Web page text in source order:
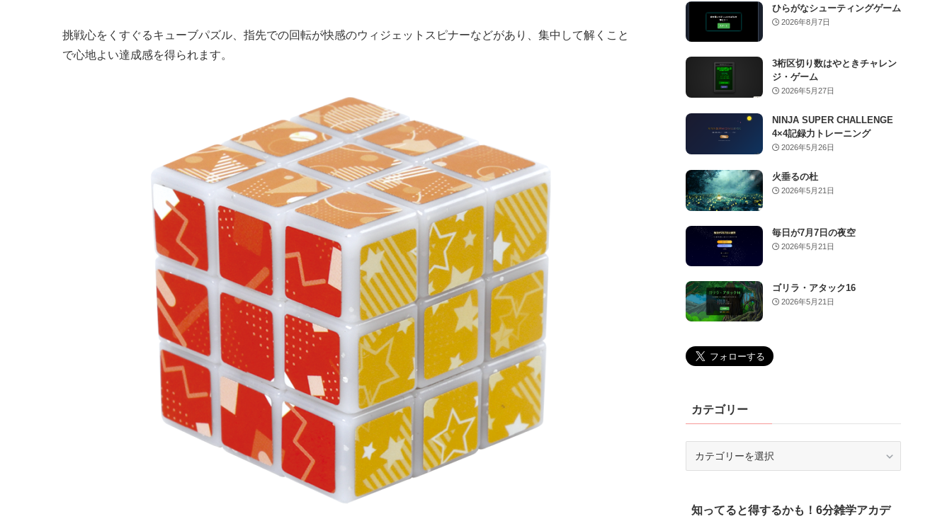
挑戦心をくすぐるキューブパズル、指先での回転が快感のウィジェットスピナーなどがあり、集中して解くこと
で心地よい達成感を得られます。
ひらがなシューティングゲーム
2026年8月7日
3桁区切り数はやときチャレン
ジ・ゲーム
2026年5月27日
NINJA SUPER CHALLENGE
4×4記録力トレーニング
2026年5月26日
火垂るの杜
2026年5月21日
毎日が7月7日の夜空
2026年5月21日
ゴリラ・アタック16
2026年5月21日
カテゴリー
ー知ってると得するかも！6分雑学アカデ